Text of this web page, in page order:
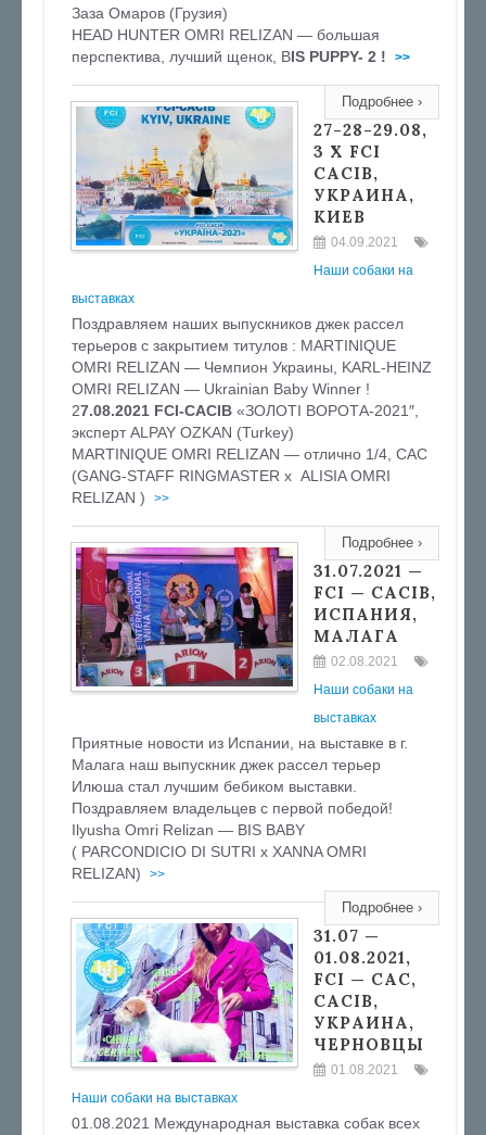
Заза Омаров (Грузия)
HEAD HUNTER OMRI RELIZAN — большая
перспектива, лучший щенок, BIS PUPPY- 2 ! >>
Подробнее ›
27-28-29.08,
3 X FCI
CACIB,
УКРАИНА,
КИЕВ
04.09.2021
Наши собаки на
выставках
Поздравляем наших выпускников джек рассел
терьеров с закрытием титулов : MARTINIQUE
OMRI RELIZAN — Чемпион Украины, KARL-HEINZ
OMRI RELIZAN — Ukrainian Baby Winner !
27.08.2021 FCI-CACIB «ЗОЛОТІ ВОРОТА-2021″,
эксперт ALPAY OZKAN (Turkey)
MARTINIQUE OMRI RELIZAN — отлично 1/4, САС
(GANG-STAFF RINGMASTER х ALISIA OMRI
RELIZAN )
>>
Подробнее ›
31.07.2021 —
FCI — CACIB,
ИСПАНИЯ,
МАЛАГА
02.08.2021
Наши собаки на
выставках
Приятные новости из Испании, на выставке в г.
Малага наш выпускник джек рассел терьер
Илюша стал лучшим бебиком выставки.
Поздравляем владельцев с первой победой!
Ilyusha Omri Relizan — BIS BABY
( PARCONDICIO DI SUTRI x XANNA OMRI
RELIZAN)
>>
Подробнее ›
31.07 —
01.08.2021,
FCI — CAC,
CACIB,
УКРАИНА,
ЧЕРНОВЦЫ
01.08.2021
Наши собаки на выставках
01.08.2021 Международная выставка собак всех